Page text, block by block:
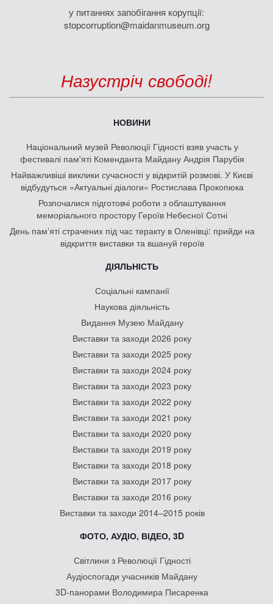
у питаннях запобігання корупції:
stopcorruption@maidanmuseum.org
Назустріч свободі!
НОВИНИ
Національний музей Революції Гідності взяв участь у
фестивалі пам'яті Коменданта Майдану Андрія Парубія
Найважливіші виклики сучасності у відкритій розмові. У Києві
відбудуться «Актуальні діалоги» Ростислава Прокопюка
Розпочалися підготовчі роботи з облаштування
меморіального простору Героїв Небесної Сотні
День памʼяті страчених під час теракту в Оленівці: прийди на
відкриття виставки та вшануй героїв
ДІЯЛЬНІСТЬ
Соціальні кампанії
Наукова діяльність
Видання Музею Майдану
Виставки та заходи 2026 року
Виставки та заходи 2025 року
Виставки та заходи 2024 року
Виставки та заходи 2023 року
Виставки та заходи 2022 року
Виставки та заходи 2021 року
Виставки та заходи 2020 року
Виставки та заходи 2019 року
Виставки та заходи 2018 року
Виставки та заходи 2017 року
Виставки та заходи 2016 року
Виставки та заходи 2014–2015 років
ФОТО, АУДІО, ВІДЕО, 3D
Світлини з Революції Гідності
Аудіоспогади учасників Майдану
3D-панорами Володимира Писаренка